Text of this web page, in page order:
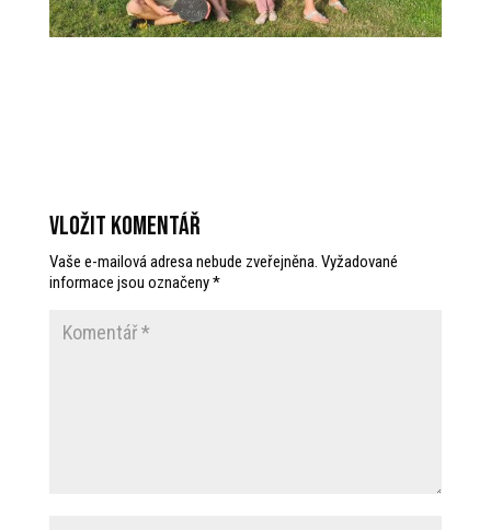
Vložit komentář
Vaše e-mailová adresa nebude zveřejněna. Vyžadované
informace jsou označeny*